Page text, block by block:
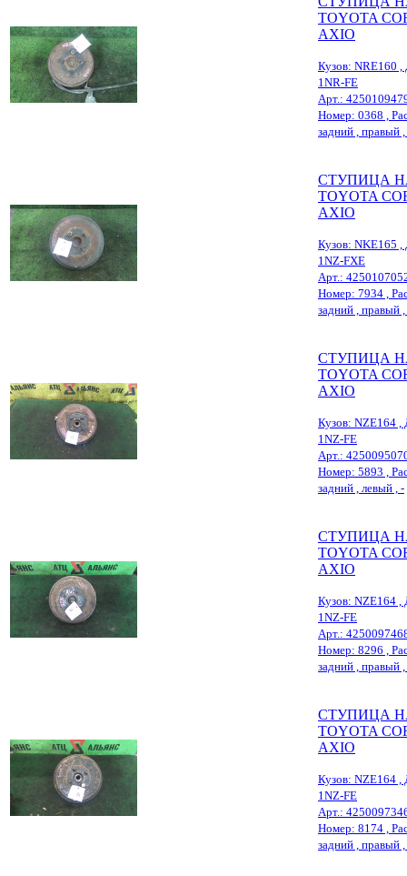
TOYOTA
AXIO
Кузов: NRE160 ,
1NR-FE
Арт.:
Номер: 0368 ,
задний , правый ,
СТУПИЦА
TOYOTA
AXIO
Кузов: NKE165 ,
1NZ-FXE
Арт.:
Номер: 7934 ,
задний , правый ,
СТУПИЦА
TOYOTA
AXIO
Кузов: NZE164 ,
1NZ-FE
Арт.:
Номер: 5893 ,
задний , левый , -
СТУПИЦА
TOYOTA
AXIO
Кузов: NZE164 ,
1NZ-FE
Арт.:
Номер: 8296 ,
задний , правый ,
СТУПИЦА
TOYOTA
AXIO
Кузов: NZE164 ,
1NZ-FE
Арт.:
Номер: 8174 ,
задний , правый ,